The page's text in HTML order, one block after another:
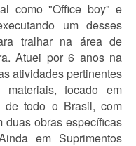
como "Office boy" e
um desses
tralhar na área de
Atuei por 6 anos na
atividades pertinentes
materiais, focado em
de todo o Brasil, com
duas obras específicas
em Suprimentos